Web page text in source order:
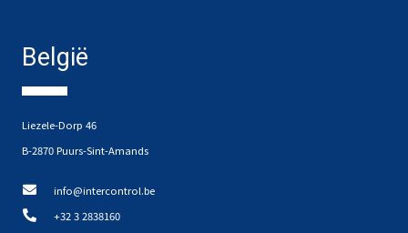
België
Liezele-Dorp 46
B-2870 Puurs-Sint-Amands
info@intercontrol.be
+32 3 2838160